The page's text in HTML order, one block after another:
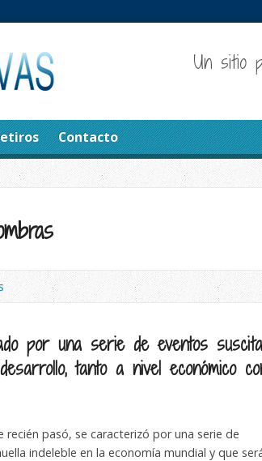
Un sitio
Contacto
por una serie de eventos
tanto a nivel económico
pasó, se caracterizó por una serie de
indeleble en la economía mundial y que